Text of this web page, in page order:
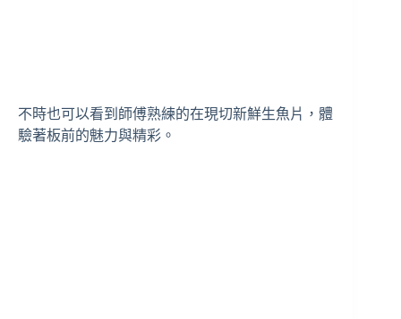
不時也可以看到師傅熟練的在現切新鮮生魚片，體
驗著板前的魅力與精彩。